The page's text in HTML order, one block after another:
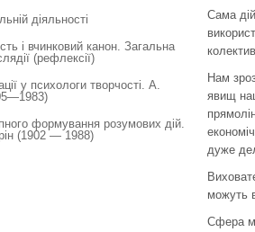
Сама
Нам
явищ
дуже
можуть
Сфера
діяльності
і вчинковий канон. Загальна
(рефлексії)
у психологи творчості. А.
формування розумових дій.
(1902 — 1988)